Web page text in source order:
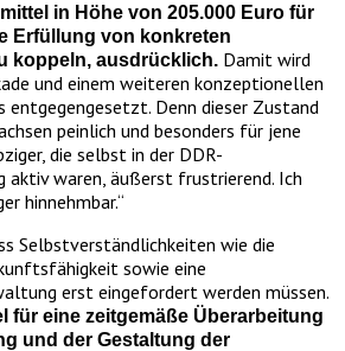
in Höhe von 205.000 Euro für
Erfüllung von konkreten
koppeln, ausdrücklich. Damit wird
und einem weiteren konzeptionellen
entgegengesetzt. Denn dieser Zustand
peinlich und besonders für jene
die selbst in der DDR-
aktiv waren, äußerst frustrierend. Ich
hinnehmbar.“
Selbstverständlichkeiten wie die
sowie eine
erst eingefordert werden müssen.
für eine zeitgemäße Überarbeitung
und der Gestaltung der